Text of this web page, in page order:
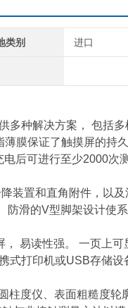
类别 进口
多种解决方案， 包括
膜保证了触摸屏的持
后可进行至少2000次
装置和直角附件，以
滑的V型脚架设计使
易读性强。 一页上
式打印机或USB存储
柱度仪、表面粗糙度